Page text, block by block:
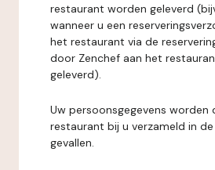
restaurant worden geleverd
wanneer u een
het restaurant via de
door Zenchef aan het
geleverd).
Uw persoonsgegevens worden
restaurant bij u verzameld in
gevallen.